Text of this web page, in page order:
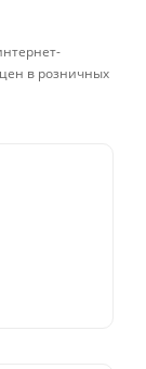
в розничных